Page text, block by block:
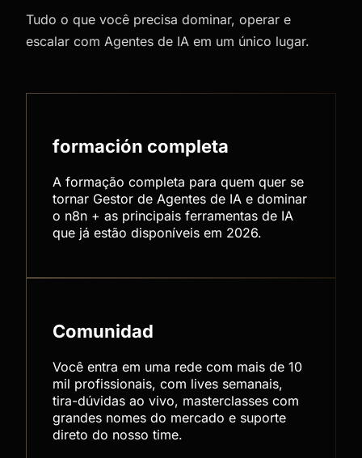
Tudo o que você precisa dominar, operar e
escalar com Agentes de IA em um único lugar.
formación completa
A formação completa para quem quer se
tornar Gestor de Agentes de IA e dominar
o n8n + as principais ferramentas de IA
que já estão disponíveis em 2026.
Comunidad
Você entra em uma rede com mais de 10
mil profissionais, com lives semanais,
tira-dúvidas ao vivo, masterclasses com
grandes nomes do mercado e suporte
direto do nosso time.